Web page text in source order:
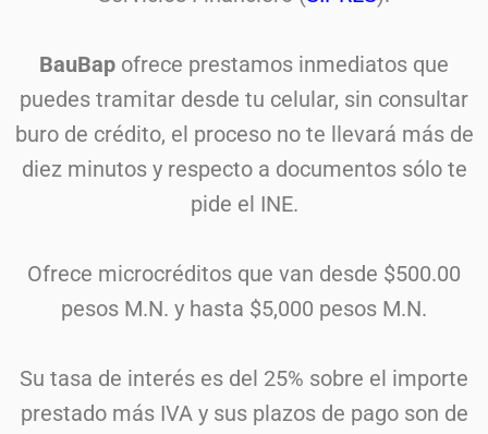
BauBap ofrece prestamos inmediatos que
puedes tramitar desde tu celular, sin consultar
buro de crédito, el proceso no te llevará más de
diez minutos y respecto a documentos sólo te
pide el INE.
Ofrece microcréditos que van desde $500.00
pesos M.N. y hasta $5,000 pesos M.N.
Su tasa de interés es del 25% sobre el importe
prestado más IVA y sus plazos de pago son de